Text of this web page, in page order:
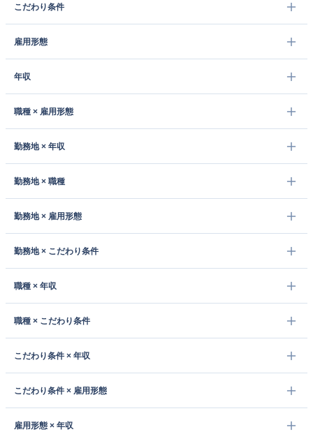
こだわり条件
雇用形態
年収
職種 × 雇用形態
勤務地 × 年収
勤務地 × 職種
勤務地 × 雇用形態
勤務地 × こだわり条件
職種 × 年収
職種 × こだわり条件
こだわり条件 × 年収
こだわり条件 × 雇用形態
雇用形態 × 年収